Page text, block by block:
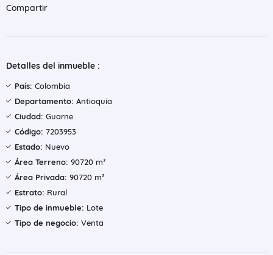
Compartir
Detalles del inmueble :
País: Colombia
Departamento: Antioquia
Ciudad: Guarne
Código: 7203953
Estado: Nuevo
Área Terreno: 90720 m²
Área Privada: 90720 m²
Estrato: Rural
Tipo de inmueble: Lote
Tipo de negocio: Venta